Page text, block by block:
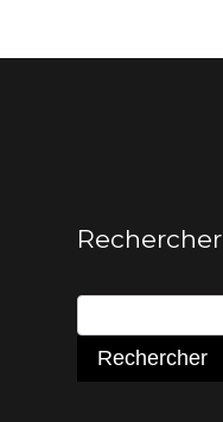
Rechercher